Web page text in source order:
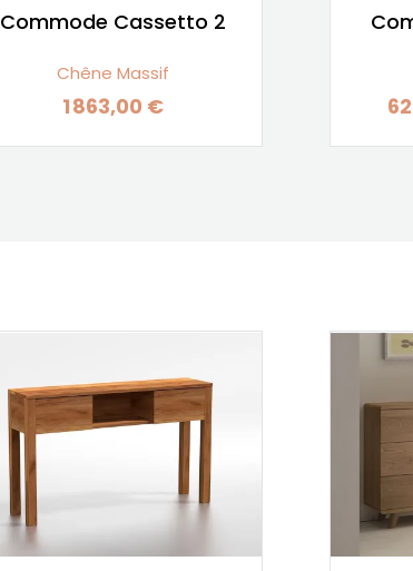
Commode Cassetto 2
Chêne Massif
Prix
1 863,00 €